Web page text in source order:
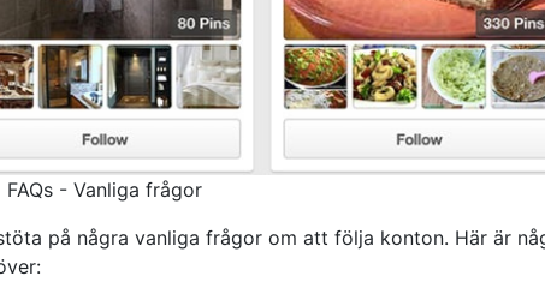
FAQs - Vanliga frågor
på några vanliga frågor om att följa konton. Här är